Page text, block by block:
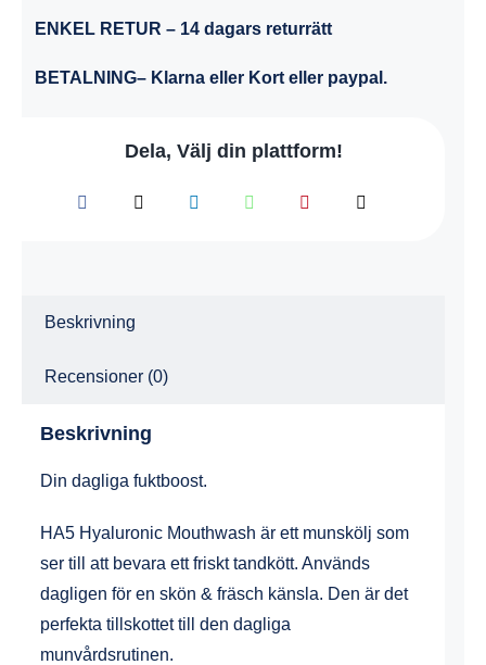
ENKEL RETUR – 14 dagars returrätt
BETALNING– Klarna eller Kort eller paypal.
Dela, Välj din plattform!
Beskrivning
Recensioner (0)
Beskrivning
Din dagliga fuktboost.
HA5 Hyaluronic Mouthwash är ett munskölj som
ser till att bevara ett friskt tandkött. Används
dagligen för en skön & fräsch känsla. Den är det
perfekta tillskottet till den dagliga
munvårdsrutinen.